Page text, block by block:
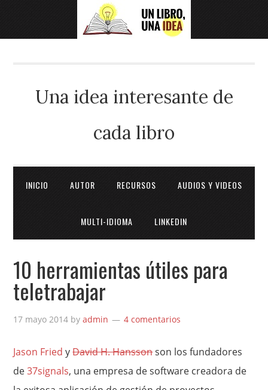
Una idea interesante de
cada libro
INICIO AUTOR RECURSOS AUDIOS Y VIDEOS
MULTI-IDIOMA LINKEDIN
10 herramientas útiles para
teletrabajar
17 mayo 2014 byadmin 4 comentarios
Jason Fried yDavid H. Hanssonson los fundadores
de37signals, una empresa de software creadora de